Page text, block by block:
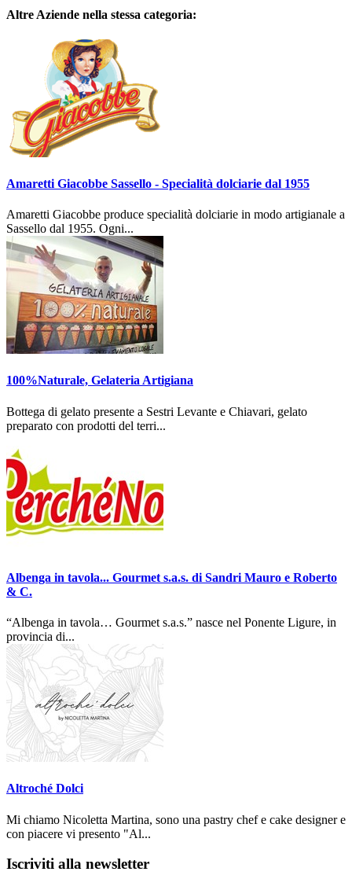
Altre Aziende nella stessa categoria:
Amaretti Giacobbe Sassello - Specialità dolciarie dal 1955
Amaretti Giacobbe produce specialità dolciarie in modo artigianale a
Sassello dal 1955. Ogni...
100%Naturale, Gelateria Artigiana
Bottega di gelato presente a Sestri Levante e Chiavari, gelato
preparato con prodotti del terri...
Albenga in tavola... Gourmet s.a.s. di Sandri Mauro e Roberto
& C.
“Albenga in tavola… Gourmet s.a.s.” nasce nel Ponente Ligure, in
provincia di...
Altroché Dolci
Mi chiamo Nicoletta Martina, sono una pastry chef e cake designer e
con piacere vi presento "Al...
Iscriviti alla newsletter